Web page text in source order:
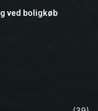
ved boligkøb